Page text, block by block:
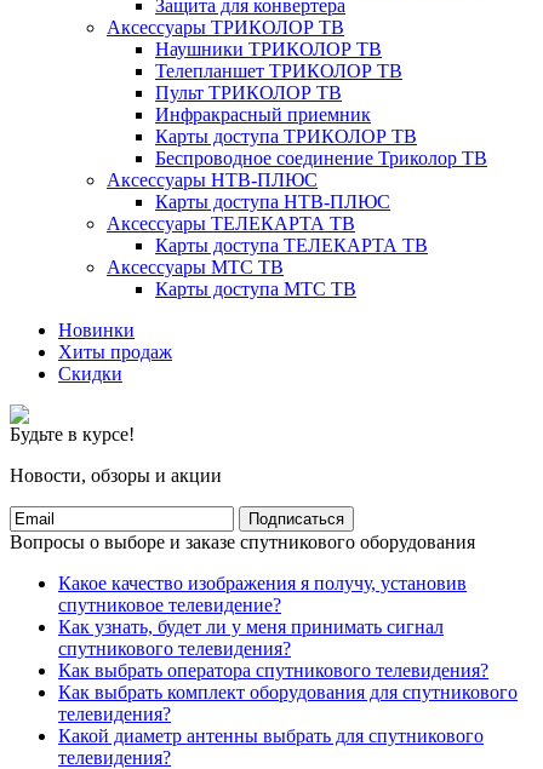
Защита для конвертера
Аксессуары ТРИКОЛОР ТВ
Наушники ТРИКОЛОР ТВ
Телепланшет ТРИКОЛОР ТВ
Пульт ТРИКОЛОР ТВ
Инфракрасный приемник
Карты доступа ТРИКОЛОР ТВ
Беспроводное соединение Триколор ТВ
Аксессуары НТВ-ПЛЮС
Карты доступа НТВ-ПЛЮС
Аксессуары ТЕЛЕКАРТА ТВ
Карты доступа ТЕЛЕКАРТА ТВ
Аксессуары МТС ТВ
Карты доступа МТС ТВ
Новинки
Хиты продаж
Скидки
Будьте в курсе!
Новости, обзоры и акции
Подписаться
Вопросы о выборе и заказе спутникового оборудования
Какое качество изображения я получу, установив
спутниковое телевидение?
Как узнать, будет ли у меня принимать сигнал
спутникового телевидения?
Как выбрать оператора спутникового телевидения?
Как выбрать комплект оборудования для спутникового
телевидения?
Какой диаметр антенны выбрать для спутникового
телевидения?